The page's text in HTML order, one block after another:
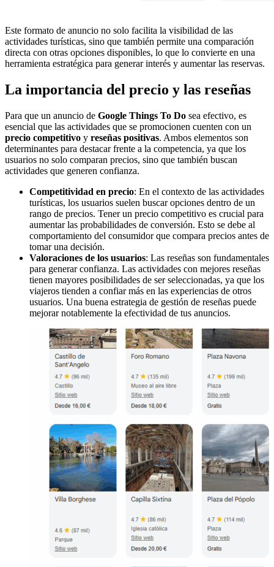
Este formato de anuncio no solo facilita la visibilidad de las
actividades turísticas, sino que también permite una comparación
directa con otras opciones disponibles, lo que lo convierte en una
herramienta estratégica para generar interés y aumentar las reservas.
La importancia del precio y las reseñas
Para que un anuncio de Google Things To Do sea efectivo, es
esencial que las actividades que se promocionen cuenten con un
precio competitivo y reseñas positivas. Ambos elementos son
determinantes para destacar frente a la competencia, ya que los
usuarios no solo comparan precios, sino que también buscan
actividades que generen confianza.
Competitividad en precio: En el contexto de las actividades
turísticas, los usuarios suelen buscar opciones dentro de un
rango de precios. Tener un precio competitivo es crucial para
aumentar las probabilidades de conversión. Esto se debe al
comportamiento del consumidor que compara precios antes de
tomar una decisión.
Valoraciones de los usuarios: Las reseñas son fundamentales
para generar confianza. Las actividades con mejores reseñas
tienen mayores posibilidades de ser seleccionadas, ya que los
viajeros tienden a confiar más en las experiencias de otros
usuarios. Una buena estrategia de gestión de reseñas puede
mejorar notablemente la efectividad de tus anuncios.